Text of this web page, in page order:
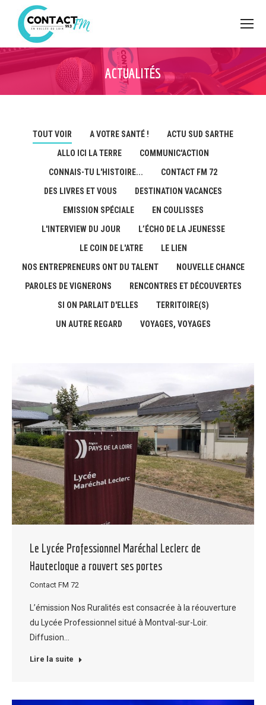
ACTUALITÉS
TOUT VOIR A VOTRE SANTÉ !
ACTU SUD SARTHE
ALLO ICI LA TERRE
COMMUNIC'ACTION
CONNAIS-TU L'HISTOIRE...
CONTACT FM 72
DES LIVRES ET VOUS
DESTINATION VACANCES
EMISSION SPÉCIALE
EN COULISSES
L'INTERVIEW DU JOUR
L’ÉCHO DE LA JEUNESSE
LE COIN DE L'ATRE
LE LIEN
NOS ENTREPRENEURS ONT DU TALENT
NOUVELLE CHANCE
PAROLES DE VIGNERONS
RENCONTRES ET DÉCOUVERTES
SI ON PARLAIT D'ELLES
TERRITOIRE(S)
UN AUTRE REGARD
VOYAGES, VOYAGES
Le Lycée Professionnel Maréchal Leclerc de
Hautecloque a rouvert ses portes
Contact FM 72
L’émission Nos Ruralités est consacrée à la réouverture
du Lycée Professionnel situé à Montval-sur-Loir.
Diffusion…
Lire la suite